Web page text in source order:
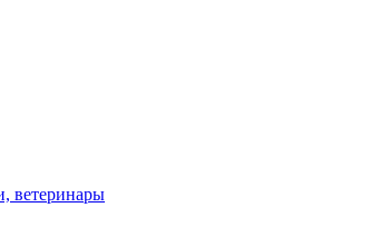
ветеринары